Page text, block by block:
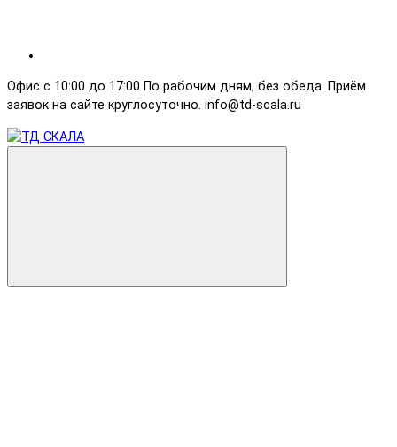
Офис с 10:00 до 17:00 По рабочим дням, без обеда. Приём
заявок на сайте круглосуточно. info@td-scala.ru